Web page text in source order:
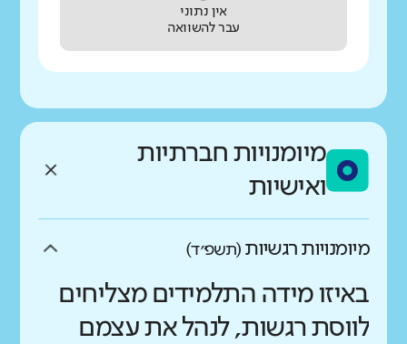
אין נתוני
עבר להשוואה
מיומנויות חברתיות
ואישיות
מיומנויות רגשיות (תשפ״ד)
באיזו מידה התלמידים מצליחים
לווסת רגשות, לנהל את עצמם